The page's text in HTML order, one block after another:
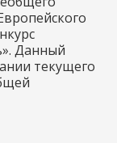
Данный
текущего